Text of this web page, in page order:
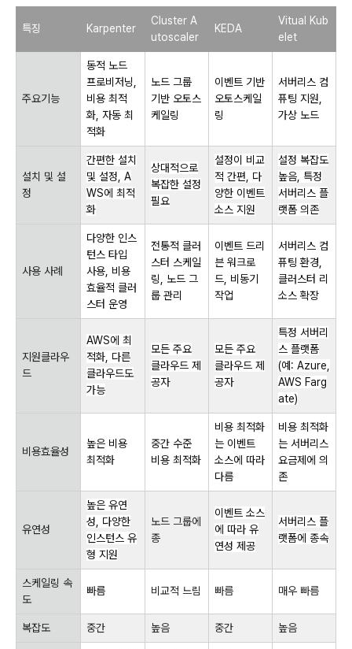
특징 Karpenter
Cluster A
utoscaler
KEDA
Vitual Kub
elet
주요기능
동적 노드
프로비저닝,
비용 최적
화, 자동 최
적화
노드 그룹
기반 오토스
케일링
이벤트 기반
오토스케일
링
서버리스 컴
퓨팅 지원,
가상 노드
설치 및 설
정
간편한 설치
및 설정, A
WS에 최적
화
상대적으로
복잡한 설정
필요
설정이 비교
적 간편, 다
양한 이벤트
소스 지원
설정 복잡도
높음, 특정
서버리스 플
랫폼 의존
사용 사례
다양한 인스
턴스 타입
사용, 비용
효율적 클러
스터 운영
전통적 클러
스터 스케일
링, 노드 그
룹 관리
이벤트 드리
븐 워크로
드, 비동기
작업
서버리스 컴
퓨팅 환경,
클러스터 리
소스 확장
지원클라우
드
AWS에 최
적화, 다른
클라우드도
가능
모든 주요
클라우드 제
공자
모든 주요
클라우드 제
공자
특정 서버리
스 플랫폼
(예: Azure,
AWS Farg
ate)
비용효율성
높은 비용
최적화
중간 수준
비용 최적화
비용 최적화
는 이벤트
소스에 따라
다름
비용 최적화
는 서버리스
요금제에 의
존
유연성
높은 유연
성, 다양한
인스턴스 유
형 지원
노드 그룹에
종
이벤트 소스
에 따라 유
연성 제공
서버리스 플
랫폼에 종속
스케일링 속
도
빠름 비교적 느림 빠름 매우 빠름
복잡도 중간 높음 중간 높음